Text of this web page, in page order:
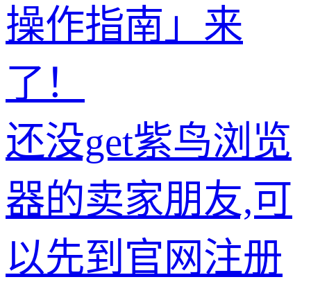
操作指南」来
了！
还没get紫鸟浏览
器的卖家朋友,可
以先到官网注册